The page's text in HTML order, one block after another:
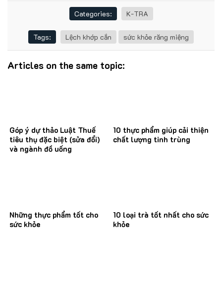
Categories: K-TRA
Tags: Lệch khớp cắn sức khỏe răng miệng
Articles on the same topic:
Góp ý dự thảo Luật Thuế
tiêu thụ đặc biệt (sửa đổi)
và ngành đồ uống
10 thực phẩm giúp cải thiện
chất lượng tinh trùng
Những thực phẩm tốt cho
sức khỏe
10 loại trà tốt nhất cho sức
khỏe